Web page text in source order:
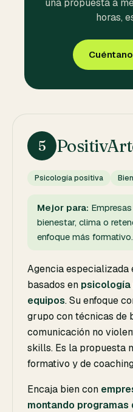
una propuesta a
horas,
5
Psicología positiva
Mejor para:
bienestar, clima o
enfoque más formativo.
Agencia especializada
basados en
equipos. Su enfoque
grupo con técnicas de
comunicación no
skills. Es la propuesta
formativo y de
Encaja bien con
montando